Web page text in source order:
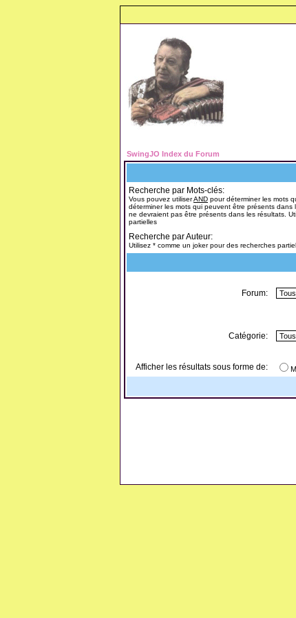
SwingJO Index du Forum
Recherche par Mots-clés:
Vous pouvez utiliserAND pour déterminer les mots
déterminer les mots qui peuvent être présents dans
ne devraient pas être présents dans les résultats.
partielles
Recherche par Auteur:
Utilisez * comme un joker pour des recherches
Forum:
Catégorie:
Afficher les résultats sous forme de: